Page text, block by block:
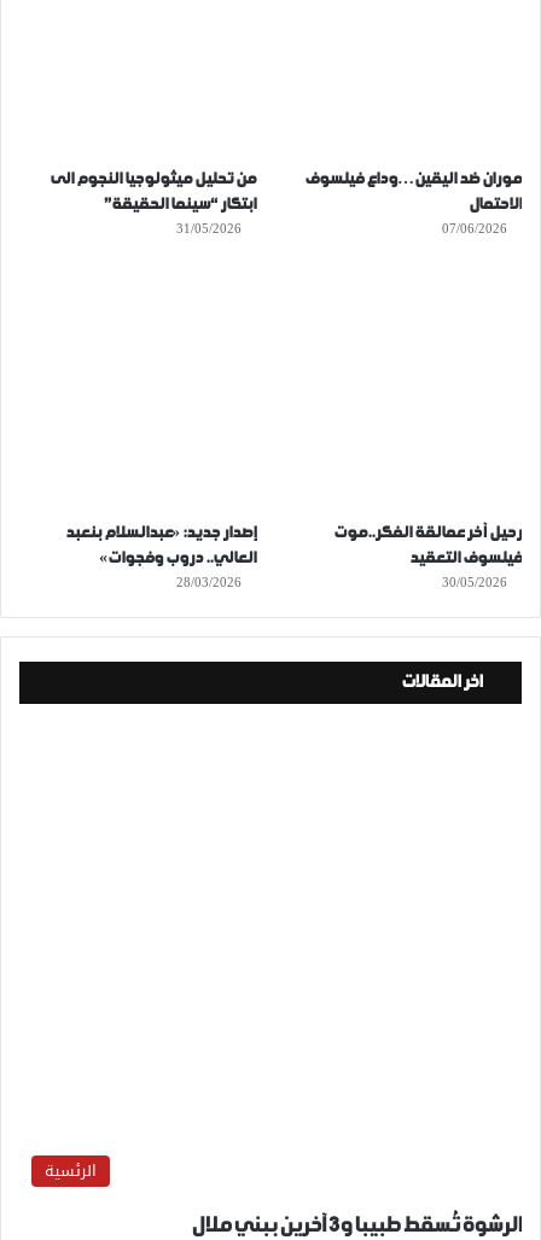
موران ضد اليقين…وداع فيلسوف
الاحتمال
07/06/2026
من تحليل ميثولوجيا النجوم الى
ابتكار “سينما الحقيقة”
31/05/2026
رحيل آخر عمالقة الفكر..موت
فيلسوف التعقيد
30/05/2026
إصدار جديد: «عبدالسلام بنعبد
العالي.. دروب وفجوات»
28/03/2026
اخر المقالات
الرئسية
الرشوة تُسقط طبيبا و3 آخرين ببني ملال